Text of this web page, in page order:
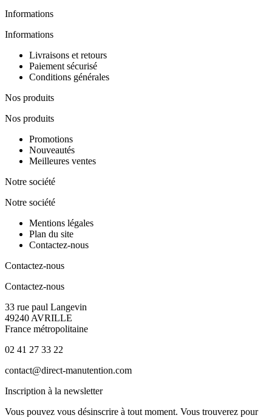
Informations
Informations
Livraisons et retours
Paiement sécurisé
Conditions générales
Nos produits
Nos produits
Promotions
Nouveautés
Meilleures ventes
Notre société
Notre société
Mentions légales
Plan du site
Contactez-nous
Contactez-nous
Contactez-nous
33 rue paul Langevin
49240 AVRILLE
France métropolitaine
02 41 27 33 22
contact@direct-manutention.com
Inscription à la newsletter
Vous pouvez vous désinscrire à tout moment. Vous trouverez pour